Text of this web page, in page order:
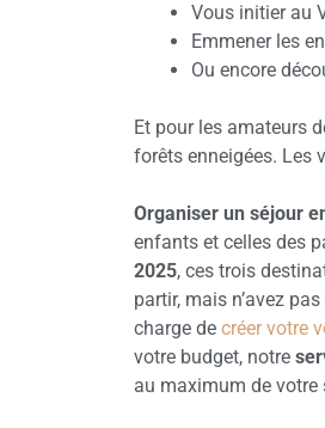
Vous initier au
Emmener les
Ou encore
Et pour les amateurs
forêts enneigées. Les
Organiser un séjour
enfants et celles des
2025, ces trois
partir, mais n’avez
charge de créer votre
votre budget, notre
au maximum de votre